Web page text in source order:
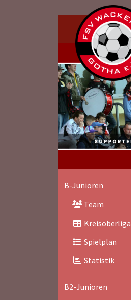
B-Junioren
Team
Kreisoberliga
Spielplan
Statistik
B2-Junioren